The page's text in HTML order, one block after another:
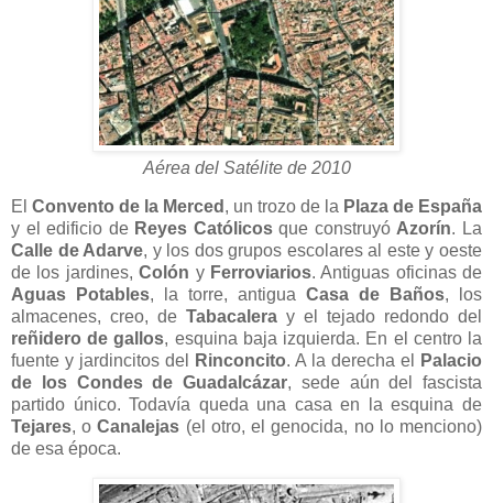
Aérea del Satélite de 2010
El Convento de la Merced , un trozo de la Plaza de España
y el edificio de Reyes Católicosque construyó Azorín. La
Calle de Adarve, y los dos grupos escolares al este y oeste
de los jardines,Colón y Ferroviarios. Antiguas oficinas de
Aguas Potables, la torre, antigua Casa de Baños, los
almacenes, creo, de Tabacalera y el tejado redondo del
reñidero de gallos, esquina baja izquierda. En el centro la
fuente y jardincitos del
Rinconcito. A la derecha el
Palacio
de los Condes de Guadalcázar, sede aún del fascista
partido único. Todavía queda una casa en la esquina de
Tejares, oCanalejas (el otro, el genocida, no lo menciono)
de esa época.